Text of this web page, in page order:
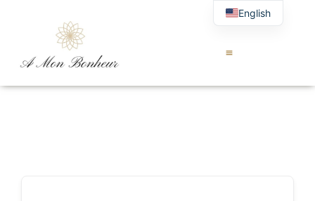
English